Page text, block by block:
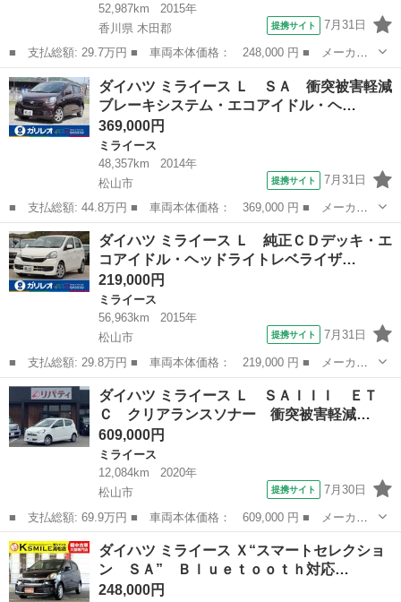
52,987km
2015年
香川県 木田郡
提携サイト 7月31日
■ 支払総額: 29.7万円 ■ 車両本体価格： 248,000 円 ■ メーカー
名： ダイハツ ■ 車種名： ミライース ■ グレード名： Ｌ 純
正オーディオ／ＥＴＣ／ヘッドライトレベライザー／アイドリングス
トップ／キー...
香川 木田郡 ミライース
ダイハツ ミライース Ｌ ＳＡ 衝突被害軽減
ブレーキシステム・エコアイドル・ヘ…
369,000円
ミライース
48,357km
2014年
松山市
提携サイト 7月31日
■ 支払総額: 44.8万円 ■ 車両本体価格： 369,000 円 ■ メーカー
名： ダイハツ ■ 車種名： ミライース ■ グレード名： Ｌ Ｓ
Ａ 衝突被害軽減ブレーキシステム・エコアイドル・ヘッドライトレ
ベライザー・...
愛媛 松山市 ミライース
ダイハツ ミライース Ｌ 純正ＣＤデッキ・エ
コアイドル・ヘッドライトレベライザ…
219,000円
ミライース
56,963km
2015年
松山市
提携サイト 7月31日
■ 支払総額: 29.8万円 ■ 車両本体価格： 219,000 円 ■ メーカー
名： ダイハツ ■ 車種名： ミライース ■ グレード名： Ｌ 純
正ＣＤデッキ・エコアイドル・ヘッドライトレベライザー・キーレス
エントリー・...
愛媛 松山市 ミライース
ダイハツ ミライース Ｌ ＳＡＩＩＩ ＥＴ
Ｃ クリアランスソナー 衝突被害軽減…
609,000円
ミライース
12,084km
2020年
松山市
提携サイト 7月30日
■ 支払総額: 69.9万円 ■ 車両本体価格： 609,000 円 ■ メーカー
名： ダイハツ ■ 車種名： ミライース ■ グレード名： Ｌ Ｓ
ＡＩＩＩ ＥＴＣ クリアランスソナー 衝突被害軽減システム オ
ートマチック...
愛媛 松山市 ミライース
ダイハツ ミライース Ｘ“スマートセレクショ
ン ＳＡ” Ｂｌｕｅｔｏｏｔｈ対応…
248,000円